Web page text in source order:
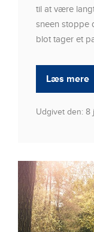
til at være
sneen stoppe
blot tager et
Læs mere
Udgivet den: 8